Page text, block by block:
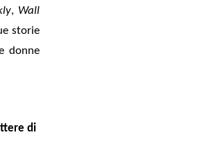
, Wall
storie
donne
di